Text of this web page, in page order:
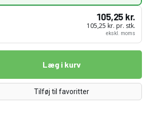
105,25 kr.
105,25 kr. pr. stk.
ekskl. moms
Læg i kurv
Tilføj til favoritter